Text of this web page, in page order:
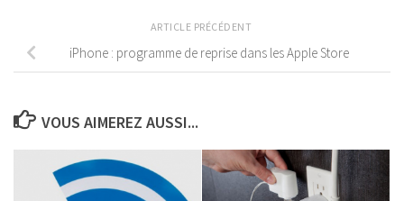
ARTICLE PRÉCÉDENT
iPhone : programme de reprise dans les Apple Store
VOUS AIMEREZ AUSSI...